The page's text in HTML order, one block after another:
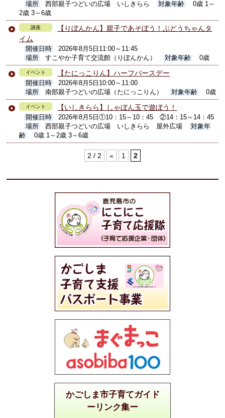
場所
西部親子つどいの広場 いしきらら 対象年齢
0歳 1～
2歳 3～6歳
講座
【りぼんかん】親子であそぼう！ぶどうちゃんタ
イム
開催日時
2026年8月5日11:00～11:45
場所
すこやか子育て交流館（りぼんかん） 対象年齢 0歳
イベント 【たにっこりん】ハーフバースデー
開催日時
2026年8月5日10:00～11:00
場所
南部親子つどいの広場（たにっこりん） 対象年齢 0歳
イベント 【いしきらら】しゃぼん玉で遊ぼう！
開催日時
2026年8月5日①10：15～10：45 ②14：15～14：45
場所
西部親子つどいの広場 いしきらら 屋外広場
対象年
齢
0歳 1～2歳 3～6歳
2 / 2 « 1 2
かごしま市子育てガイド
ーリンク集ー